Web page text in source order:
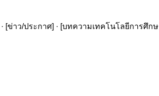
· [ข่าว/ประกาศ] · [บทความเทคโนโลยีการศึกษ